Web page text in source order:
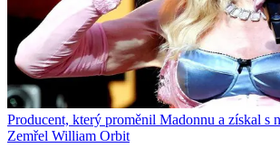
Producent, který proměnil Madonnu a získal s
Zemřel William Orbit